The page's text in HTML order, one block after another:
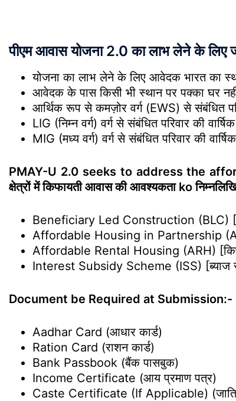
पीएम आवास योजना 2.0 का लाभ लेने के लिए
योजना का लाभ लेने के लिए आवेदक भारत का स्थाई
आवेदक के पास किसी भी स्थान पर पक्का घर नही
आर्थिक रूप से कमज़ोर वर्ग (EWS) से संबंधित
LIG (निम्न वर्ग) वर्ग से संबंधित परिवार की
MIG (मध्य वर्ग) वर्ग से संबंधित परिवार की
PMAY-U 2.0 seeks to address the
क्षेत्रों में किफायती आवास की आवश्यकता ko
Beneficiary Led Construction (BLC)
Affordable Housing in Partnership
Affordable Rental Housing (ARH)
Interest Subsidy Scheme (ISS) [ब्याज
Document be Required at Submission:-
Aadhar Card (आधार कार्ड)
Ration Card (राशन कार्ड)
Bank Passbook (बैंक पासबुक)
Income Certificate (आय प्रमाण पत्र)
Caste Certificate (If Applicable) (जाति